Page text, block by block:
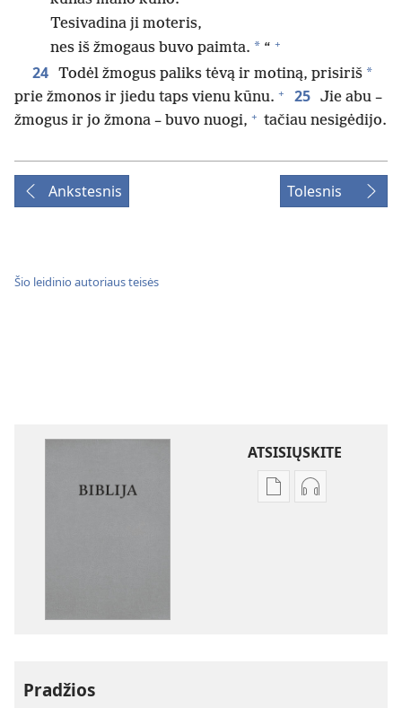
Tesivadina ji moteris,
nes iš žmogaus buvo paimta. * “ +
24 Todėl žmogus paliks tėvą ir motiną, prisiriš *
prie žmonos ir jiedu taps vienu kūnu. + 25 Jie abu –
žmogus ir jo žmona – buvo nuogi, + tačiau nesigėdijo.
Ankstesnis Tolesnis
Šio leidinio autoriaus teisės
ATSISIŲSKITE
Skaitmeninių
Garso
Pradžios